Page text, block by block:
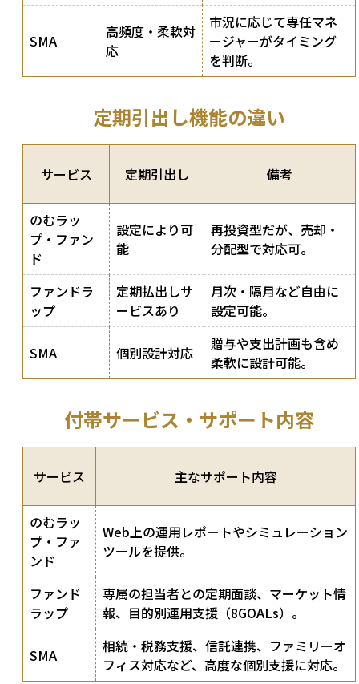
SMA
高頻度・柔軟対
応
市況に応じて専任マネ
ージャーがタイミング
を判断。
サービス 定期引出し 備考
のむラッ
プ・ファン
ド
設定により可
能
再投資型だが、売却・
分配型で対応可。
ファンドラ
ップ
定期払出しサ
ービスあり
月次・隔月など自由に
設定可能。
SMA 個別設計対応
贈与や支出計画も含め
柔軟に設計可能。
定期引出し機能の違い
サービス 主なサポート内容
のむラッ
プ・ファ
ンド
Web上の運用レポートやシミュレーション
ツールを提供。
ファンド
ラップ
専属の担当者との定期面談、マーケット情
報、目的別運用支援（8GOALs）。
SMA
相続・税務支援、信託連携、ファミリーオ
フィス対応など、高度な個別支援に対応。
付帯サービス・サポート内容